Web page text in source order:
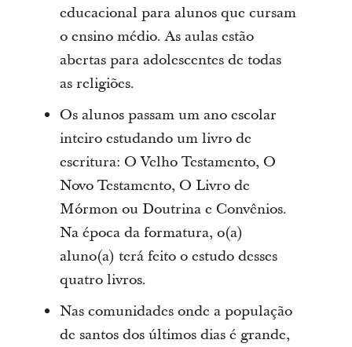
educacional para alunos que cursam
o ensino médio. As aulas estão
abertas para adolescentes de todas
as religiões.
Os alunos passam um ano escolar
inteiro estudando um livro de
escritura: O Velho Testamento, O
Novo Testamento, O Livro de
Mórmon ou Doutrina e Convênios.
Na época da formatura, o(a)
aluno(a) terá feito o estudo desses
quatro livros.
Nas comunidades onde a população
de santos dos últimos dias é grande,